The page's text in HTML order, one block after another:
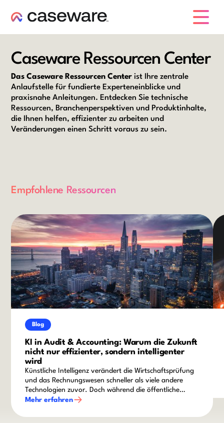
Caseware Ressourcen Center
Das Caseware Ressourcen Center ist Ihre zentrale
Anlaufstelle für fundierte Experteneinblicke und
praxisnahe Anleitungen. Entdecken Sie technische
Ressourcen, Branchenperspektiven und Produktinhalte,
die Ihnen helfen, effizienter zu arbeiten und
Veränderungen einen Schritt voraus zu sein.
Empfohlene Ressourcen
Blog
KI in Audit & Accounting: Warum die Zukunft
nicht nur effizienter, sondern intelligenter
wird
Künstliche Intelligenz verändert die Wirtschaftsprüfung
und das Rechnungswesen schneller als viele andere
Technologien zuvor. Doch während die öffentliche
Diskussion häufig von Automatisierung und
Praxis ein differenzierteres Bild: Die eigentliche
Mehr erfahren